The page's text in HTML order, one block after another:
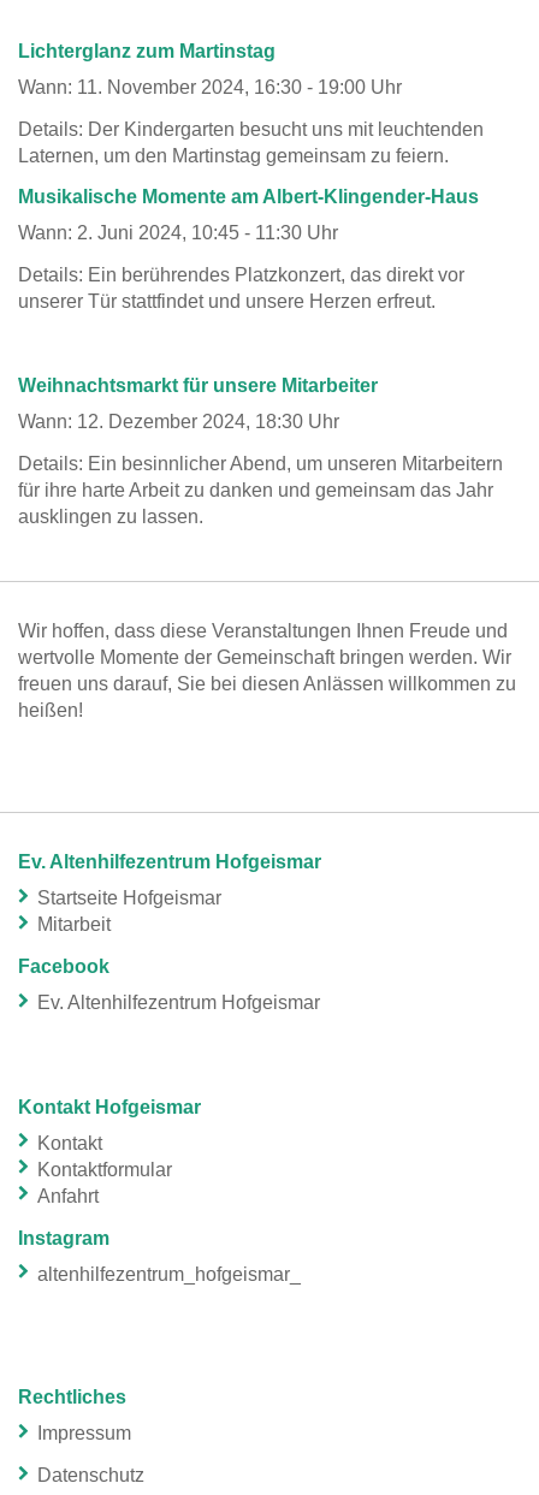
Lichterglanz zum Martinstag
Wann: 11. November 2024, 16:30 - 19:00 Uhr
Details: Der Kindergarten besucht uns mit leuchtenden
Laternen, um den Martinstag gemeinsam zu feiern.
Musikalische Momente am Albert-Klingender-Haus
Wann: 2. Juni 2024, 10:45 - 11:30 Uhr
Details: Ein berührendes Platzkonzert, das direkt vor
unserer Tür stattfindet und unsere Herzen erfreut.
Weihnachtsmarkt für unsere Mitarbeiter
Wann: 12. Dezember 2024, 18:30 Uhr
Details: Ein besinnlicher Abend, um unseren Mitarbeitern
für ihre harte Arbeit zu danken und gemeinsam das Jahr
ausklingen zu lassen.
Wir hoffen, dass diese Veranstaltungen Ihnen Freude und
wertvolle Momente der Gemeinschaft bringen werden. Wir
freuen uns darauf, Sie bei diesen Anlässen willkommen zu
heißen!
Ev. Altenhilfezentrum Hofgeismar
Startseite Hofgeismar
Mitarbeit
Facebook
Ev. Altenhilfezentrum Hofgeismar
Kontakt Hofgeismar
Kontakt
Kontaktformular
Anfahrt
Instagram
altenhilfezentrum_hofgeismar_
Rechtliches
Impressum
Datenschutz